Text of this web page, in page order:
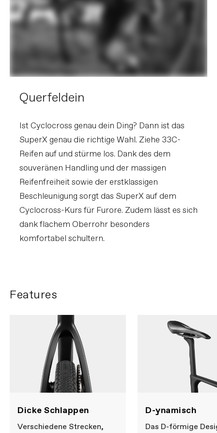
Querfeldein
Ist Cyclocross genau dein Ding? Dann ist das
SuperX genau die richtige Wahl. Ziehe 33C-
Reifen auf und stürme los. Dank des dem
souveränen Handling und der massigen
Reifenfreiheit sowie der erstklassigen
Beschleunigung sorgt das SuperX auf dem
Cyclocross-Kurs für Furore. Zudem lässt es sich
dank flachem Oberrohr besonders
komfortabel schultern.
Features
Dicke Schlappen
Verschiedene Strecken,
D-ynamisch
Das D-förmige